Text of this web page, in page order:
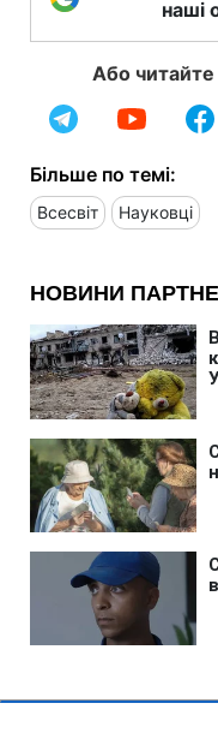
наші
Або читайте
Більше по темі:
Всесвіт Науковці